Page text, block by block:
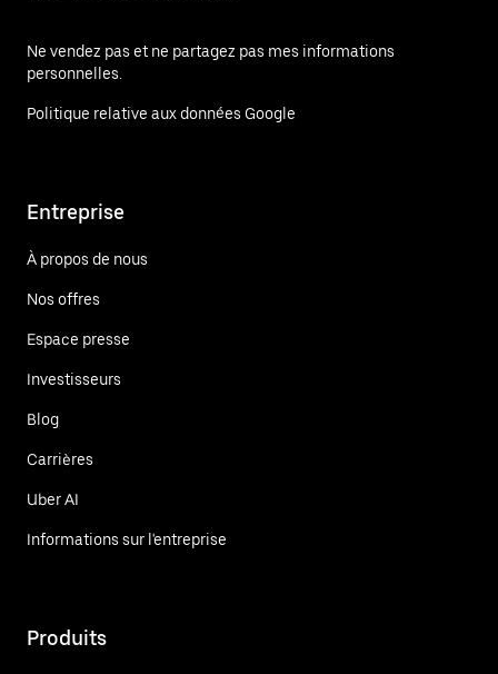
Ne vendez pas et ne partagez pas mes informations
personnelles.
Politique relative aux données Google
Entreprise
À propos de nous
Nos offres
Espace presse
Investisseurs
Blog
Carrières
Uber AI
Informations sur l'entreprise
Produits